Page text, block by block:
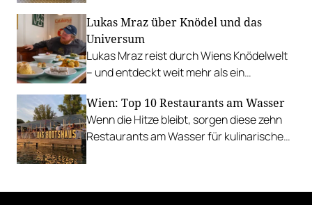
Lukas Mraz über Knödel und das
Universum
Lukas Mraz reist durch Wiens Knödelwelt
– und entdeckt weit mehr als ein
Wien: Top 10 Restaurants am Wasser
Wenn die Hitze bleibt, sorgen diese zehn
Restaurants am Wasser für kulinarische